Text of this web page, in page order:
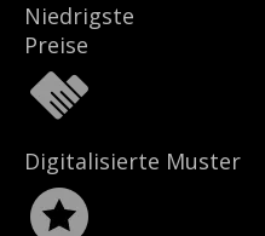
Niedrigste
Preise
Digitalisierte Muster